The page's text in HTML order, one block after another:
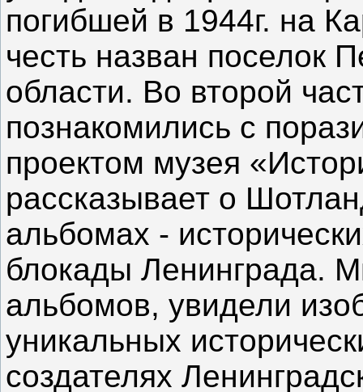
погибшей в 1944г. на
честь назван поселок
области. Во второй
познакомились с
проектом музея
рассказывает о
альбомах -
блокады Ленинграда.
альбомов, увидели
уникальных
создателях